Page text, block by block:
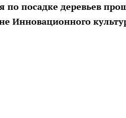
по посадке деревьев
Инновационного